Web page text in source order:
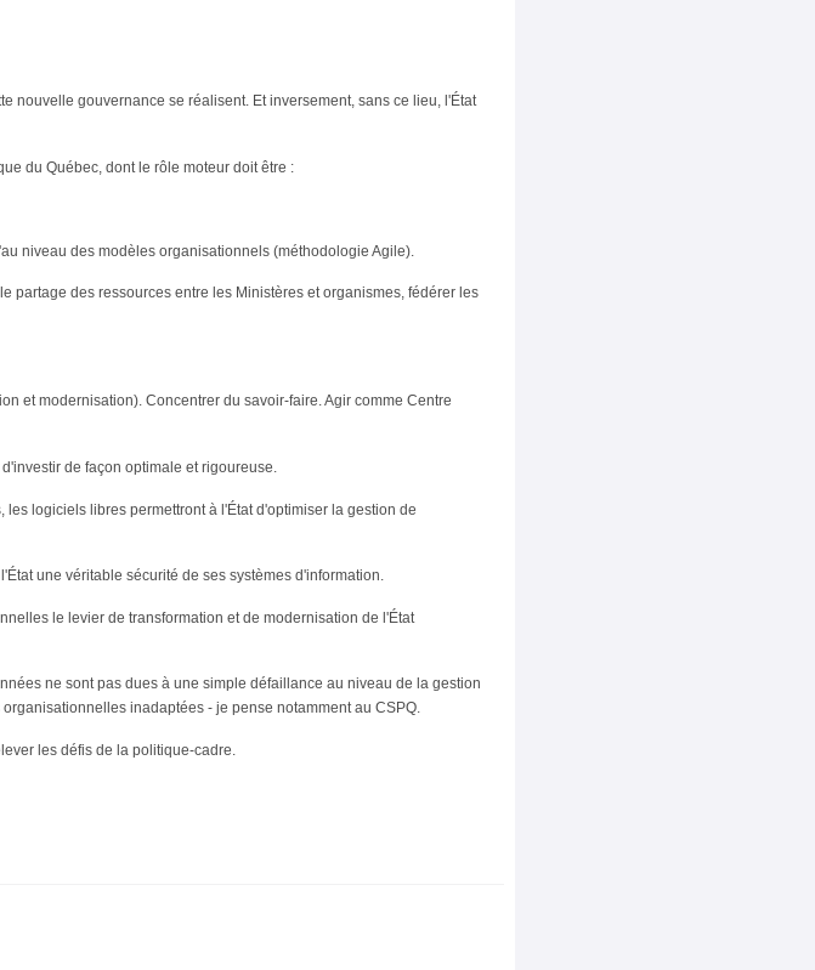
nouvelle gouvernance se réalisent. Et inversement, sans ce lieu, l'État
du Québec, dont le rôle moteur doit être :
niveau des modèles organisationnels (méthodologie Agile).
partage des ressources entre les Ministères et organismes, fédérer les
et modernisation). Concentrer du savoir-faire. Agir comme Centre
de façon optimale et rigoureuse.
logiciels libres permettront à l'État d'optimiser la gestion de
une véritable sécurité de ses systèmes d'information.
le levier de transformation et de modernisation de l'État
ne sont pas dues à une simple défaillance au niveau de la gestion
inadaptées - je pense notamment au CSPQ.
les défis de la politique-cadre.